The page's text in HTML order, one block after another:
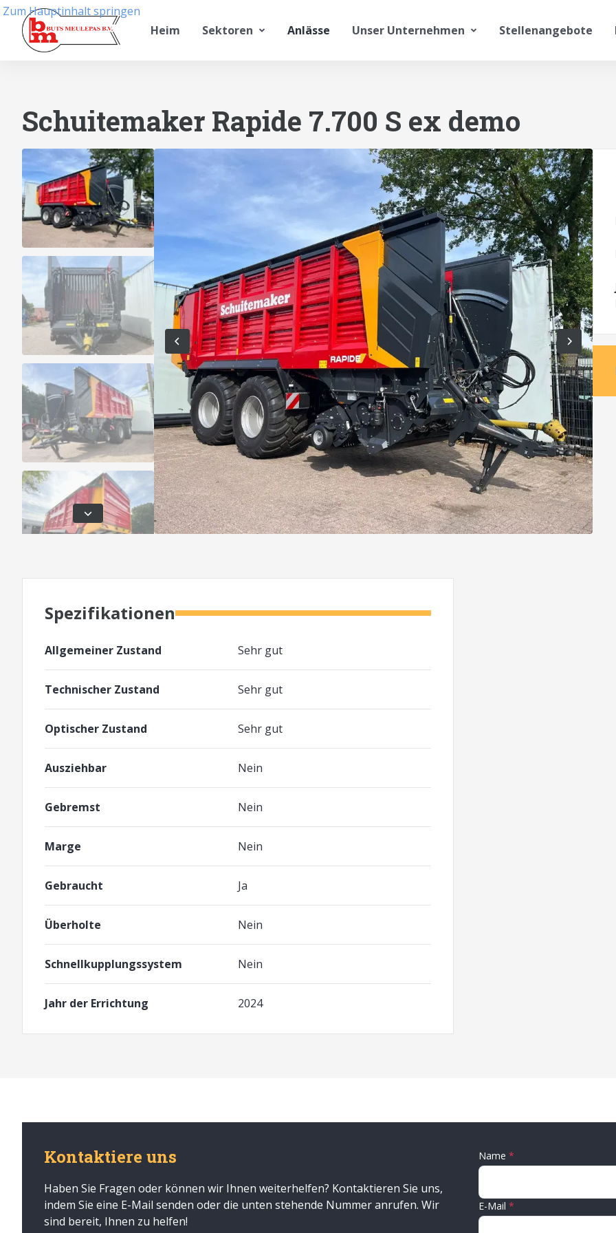
Zum Hauptinhalt springen
Heim
Sektoren Anlässe Unser Unternehmen Stellenangebote
Schuitemaker Rapide 7.700 S ex demo
Spezifikationen
Allgemeiner Zustand Sehr gut
Technischer Zustand Sehr gut
Optischer Zustand Sehr gut
Ausziehbar Nein
Gebremst Nein
Marge Nein
Gebraucht Ja
Überholte Nein
Schnellkupplungssystem Nein
Jahr der Errichtung 2024
Kontaktiere uns
Haben Sie Fragen oder können wir Ihnen weiterhelfen? Kontaktieren Sie uns,
indem Sie eine E-Mail senden oder die unten stehende Nummer anrufen. Wir
sind bereit, Ihnen zu helfen!
Name
E-Mail